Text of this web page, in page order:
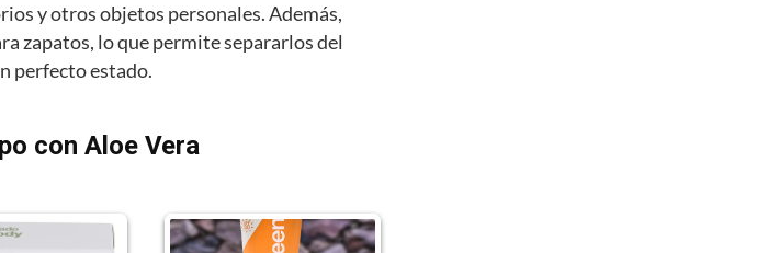
y otros objetos personales. Además,
zapatos, lo que permite separarlos del
perfecto estado.
con Aloe Vera